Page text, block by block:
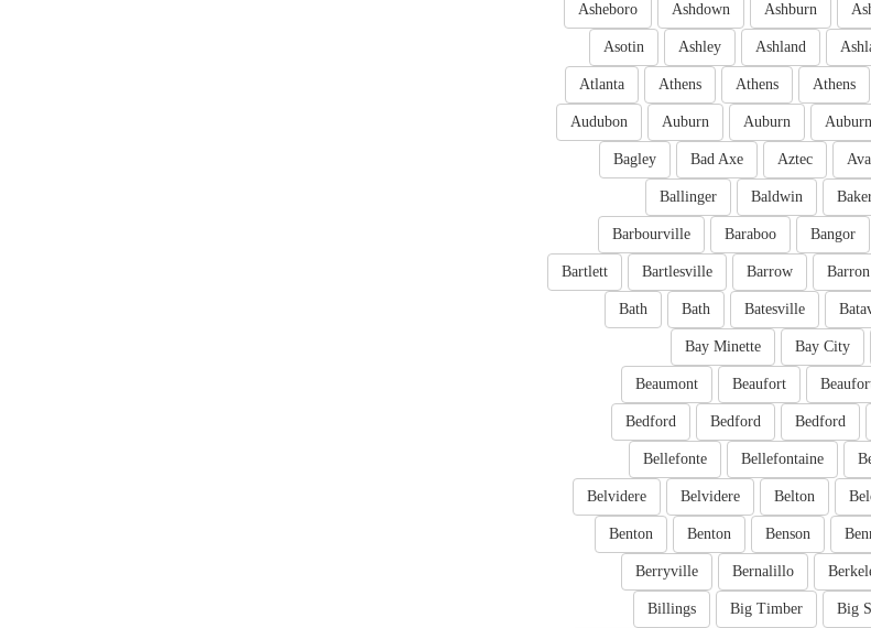
Ashburn
Ashdown
Asheboro
Ashland
Ashley
Asotin
Athens
Athens
Athens
Atlanta
Auburn
Auburn
Auburn
Audubon
Ava
Aztec
Bad Axe
Bagley
Baldwin
Ballinger
Bangor
Baraboo
Barbourville
Barron
Barrow
Bartlesville
Bartlett
Batesville
Bath
Bath
Bay City
Bay Minette
Beaufort
Beaumont
Bedford
Bedford
Bedford
Bellefontaine
Bellefonte
Belton
Belvidere
Belvidere
Benson
Benton
Benton
Bernalillo
Berryville
Big
Big Timber
Billings